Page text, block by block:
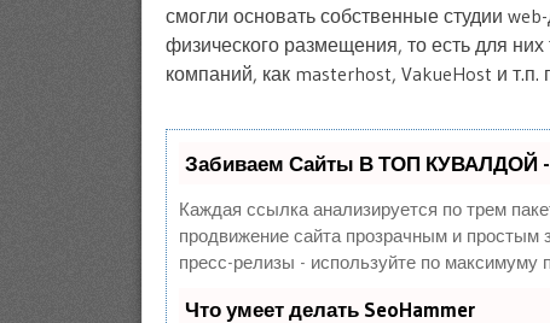
смогли основать собственные студии
физического размещения, то есть для
компаний, как masterhost, VakueHost и т.п.
Забиваем Сайты В ТОП КУВАЛДОЙ -
Каждая ссылка анализируется по трем
продвижение сайта прозрачным и
пресс-релизы - используйте по максимуму
Что умеет делать SeoHammer